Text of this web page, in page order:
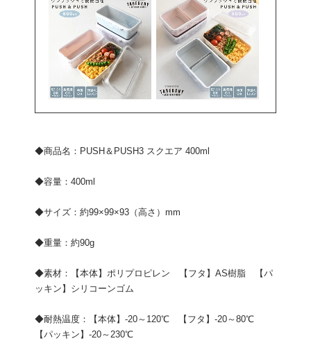
◆商品名：PUSH＆PUSH3 スクエア 400ml
◆容量：400ml
◆サイズ：約99×99×93（高さ）mm
◆重量：約90g
◆素材：【本体】ポリプロピレン 【フタ】AS樹脂 【パ
ッキン】シリコーンゴム
◆耐熱温度：【本体】-20～120℃ 【フタ】-20～80℃
【パッキン】-20～230℃